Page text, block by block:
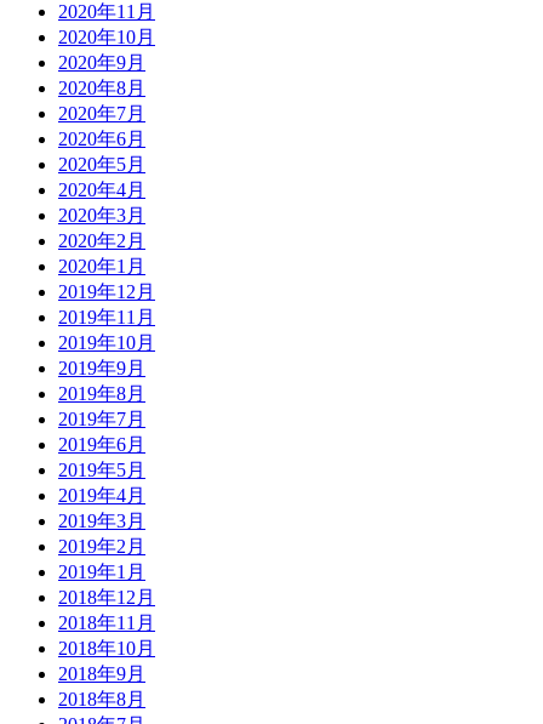
2020年11月
2020年10月
2020年9月
2020年8月
2020年7月
2020年6月
2020年5月
2020年4月
2020年3月
2020年2月
2020年1月
2019年12月
2019年11月
2019年10月
2019年9月
2019年8月
2019年7月
2019年6月
2019年5月
2019年4月
2019年3月
2019年2月
2019年1月
2018年12月
2018年11月
2018年10月
2018年9月
2018年8月